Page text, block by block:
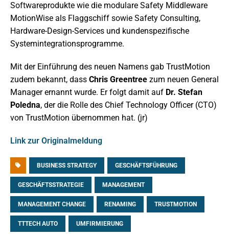
Softwareprodukte wie die modulare Safety Middleware
MotionWise als Flaggschiff sowie Safety Consulting,
Hardware-Design-Services und kundenspezifische
Systemintegrationsprogramme.
Mit der Einführung des neuen Namens gab TrustMotion
zudem bekannt, dass Chris Greentree zum neuen General
Manager ernannt wurde. Er folgt damit auf Dr. Stefan
Poledna, der die Rolle des Chief Technology Officer (CTO)
von TrustMotion übernommen hat. (jr)
Link zur Originalmeldung
BUSINESS STRATEGY GESCHÄFTSFÜHRUNG
GESCHÄFTSSTRATEGIE MANAGEMENT
MANAGEMENT CHANGE RENAMING TRUSTMOTION
TTTECH AUTO UMFIRMIERUNG